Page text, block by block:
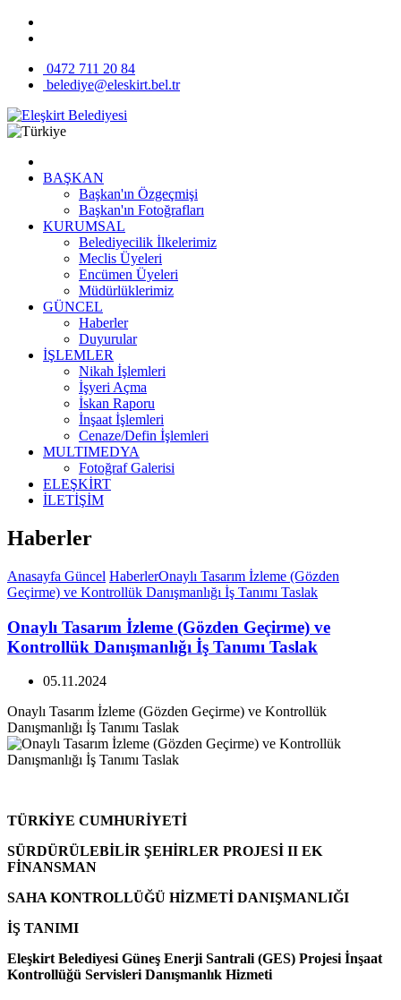
0472 711 20 84
belediye@eleskirt.bel.tr
BAŞKAN
Başkan'ın Özgeçmişi
Başkan'ın Fotoğrafları
KURUMSAL
Belediyecilik İlkelerimiz
Meclis Üyeleri
Encümen Üyeleri
Müdürlüklerimiz
GÜNCEL
Haberler
Duyurular
İŞLEMLER
Nikah İşlemleri
İşyeri Açma
İskan Raporu
İnşaat İşlemleri
Cenaze/Defin İşlemleri
MULTIMEDYA
Fotoğraf Galerisi
ELEŞKİRT
İLETİŞİM
Haberler
Anasayfa Güncel HaberlerOnaylı Tasarım İzleme (Gözden
Geçirme) ve Kontrollük Danışmanlığı İş Tanımı Taslak
Onaylı Tasarım İzleme (Gözden Geçirme) ve
Kontrollük Danışmanlığı İş Tanımı Taslak
05.11.2024
Onaylı Tasarım İzleme (Gözden Geçirme) ve Kontrollük
Danışmanlığı İş Tanımı Taslak
TÜRKİYE CUMHURİYETİ
SÜRDÜRÜLEBİLİR ŞEHİRLER PROJESİ II EK
FİNANSMAN
SAHA KONTROLLÜĞÜ HİZMETİ DANIŞMANLIĞI
İŞ TANIMI
Eleşkirt Belediyesi Güneş Enerji Santrali (GES) Projesi İnşaat
Kontrollüğü Servisleri Danışmanlık Hizmeti